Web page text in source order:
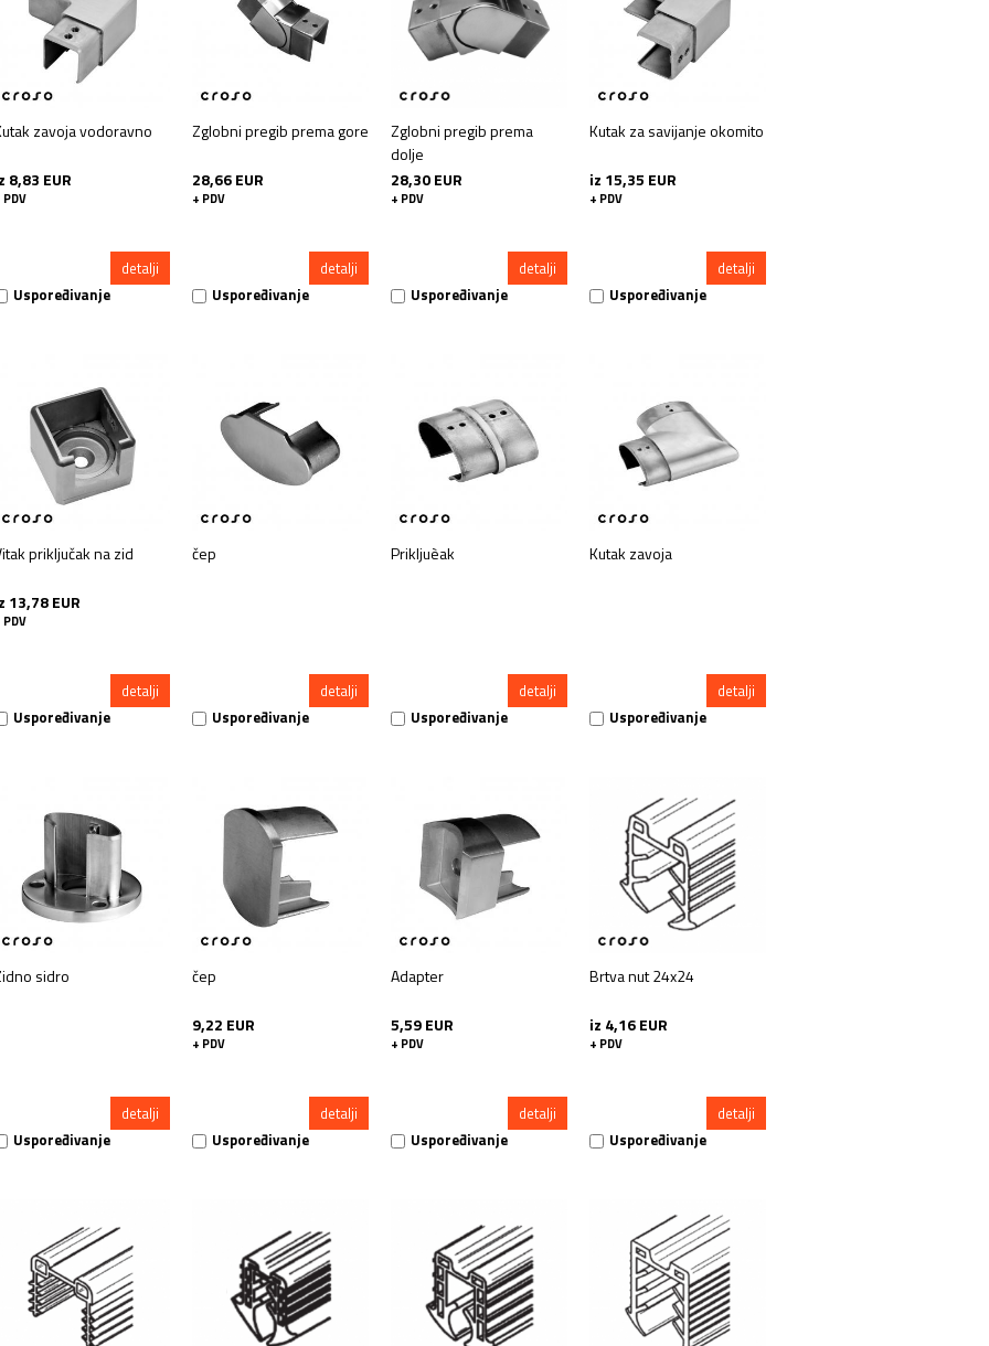
zavoja vodoravno
8,83 EUR
PDV
detalji
Uspoređivanje
Zglobni pregib prema gore
28,66 EUR
+ PDV
detalji
Uspoređivanje
Zglobni pregib prema
dolje
28,30 EUR
+ PDV
detalji
Uspoređivanje
Kutak za savijanje okomito
iz 15,35 EUR
+ PDV
detalji
Uspoređivanje
priključak na zid
13,78 EUR
PDV
detalji
Uspoređivanje
čep
detalji
Uspoređivanje
Prikljuèak
detalji
Uspoređivanje
Kutak zavoja
detalji
Uspoređivanje
sidro
detalji
Uspoređivanje
čep
9,22 EUR
+ PDV
detalji
Uspoređivanje
Adapter
5,59 EUR
+ PDV
detalji
Uspoređivanje
Brtva nut 24x24
iz 4,16 EUR
+ PDV
detalji
Uspoređivanje